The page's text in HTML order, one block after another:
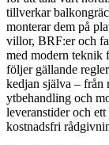
tillverkar
monterar dem på
villor, BRF:er och
med modern teknik
följer gällande
kedjan själva –
ytbehandling och
leveranstider och
kostnadsfri